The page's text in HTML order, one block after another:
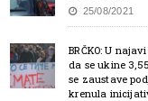
25/08/2021
BRČKO: U
da se ukine
se zaustave
krenula